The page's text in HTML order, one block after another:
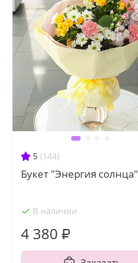
5 (144)
Букет "Энергия солнца"
В наличии
4 380 ₽